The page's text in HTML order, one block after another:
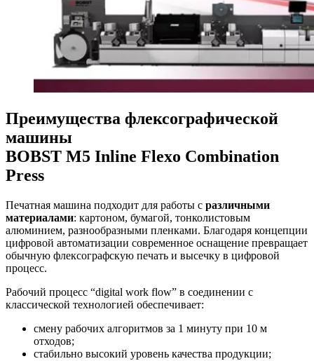
Преимущества флексографической
машины
BOBST M5 Inline Flexo Combination
Press
Печатная машина подходит для работы с различными
материалами: картоном, бумагой, тонколистовым
алюминием, разнообразными пленками. Благодаря концепции
цифровой автоматизации современное оснащение превращает
обычную флексографскую печать и высечку в цифровой
процесс.
Рабочий процесс “digital work flow” в соединении с
классической технологией обеспечивает:
смену рабочих алгоритмов за 1 минуту при 10 м
отходов;
стабильно высокий уровень качества продукции;